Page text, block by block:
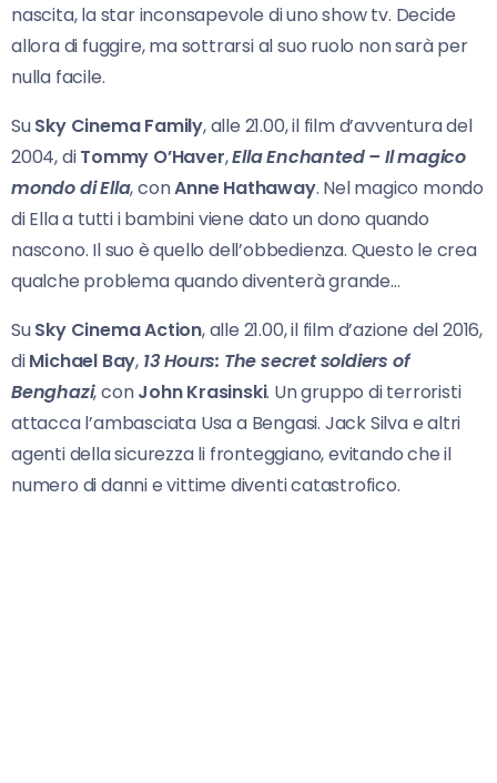
nascita, la star inconsapevole di uno show tv. Decide
allora di fuggire, ma sottrarsi al suo ruolo non sarà per
nulla facile.
SuSky Cinema Family, alle 21.00, il film d’avventura del
2004, diTommy O’Haver,Ella Enchanted – Il magico
mondo di Ella, conAnne Hathaway. Nel magico mondo
di Ella a tutti i bambini viene dato un dono quando
nascono. Il suo è quello dell’obbedienza. Questo le crea
qualche problema quando diventerà grande…
SuSky Cinema Action, alle 21.00, il film d’azione del 2016,
diMichael Bay, 13 Hours: Thesecret soldiers of
Benghazi, conJohn Krasinski. Un gruppo di terroristi
attacca l’ambasciata Usa a Bengasi. Jack Silva e altri
agenti della sicurezza li fronteggiano, evitando che il
numero di danni e vittime diventi catastrofico.